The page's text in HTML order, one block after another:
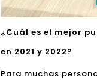
¿Cuál es el mejor
en 2021 y 2022?
Para muchas